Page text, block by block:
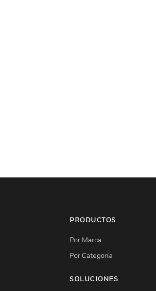
PRODUCTOS
Por Marca
Por Categoría
SOLUCIONES